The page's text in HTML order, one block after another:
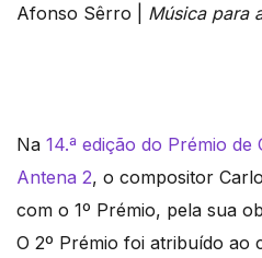
Afonso Sêrro | Música para
Na 14.ª edição do Prémio
Antena 2, o compositor
com o 1º Prémio, pela sua
O 2º Prémio foi atribuído ao